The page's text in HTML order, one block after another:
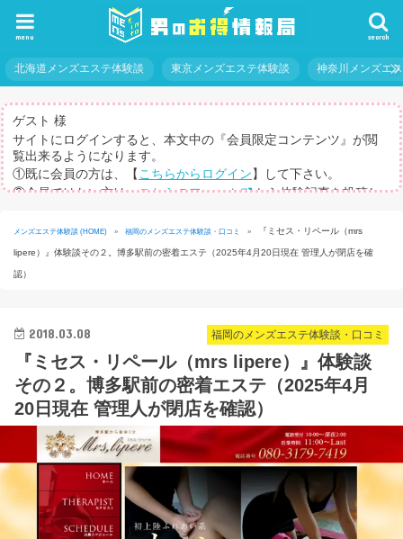
search
menu
北海道メンズエステ体験談 東京メンズエステ体験談 神奈川メンズエ
ゲスト 様
サイトにログインすると、本文中の『会員限定コンテンツ』が閲
覧出来るようになります。
①既に会員の方は、【 こちらからログイン 】して下さい。
②会員ではない方は、こちらのフォーム
から体験記事を投稿し
※体験記事が書けない方や、すべての記事を閲覧したい方のため
メンズエステ体験談 (HOME) » 福岡のメンズエステ体験談・口コミ » 『ミセス・リペール（mrs
lipere）』体験談その２。博多駅前の密着エステ（2025年4月20日現在 管理人が閉店を確
認）
福岡のメンズエステ体験談・口コミ
2018.03.08
『ミセス・リペール（mrs lipere）』体験談
その２。博多駅前の密着エステ（2025年4月
20日現在 管理人が閉店を確認）